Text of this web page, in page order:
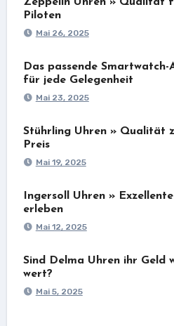
Piloten
Mai 26, 2025
Das passende Smartwatch-
für jede Gelegenheit
Mai 23, 2025
Stührling Uhren » Qualität
Preis
Mai 19, 2025
Ingersoll Uhren »
erleben
Mai 12, 2025
Sind Delma Uhren ihr Geld
wert?
Mai 5, 2025